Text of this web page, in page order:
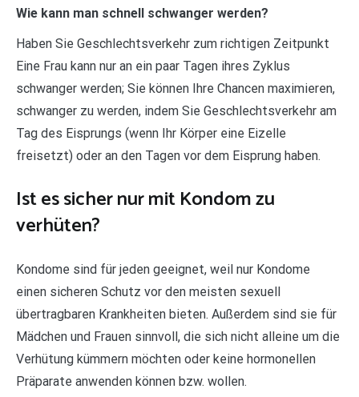
Wie kann man schnell schwanger werden?
Haben Sie Geschlechtsverkehr zum richtigen Zeitpunkt
Eine Frau kann nur an ein paar Tagen ihres Zyklus
schwanger werden; Sie können Ihre Chancen maximieren,
schwanger zu werden, indem Sie Geschlechtsverkehr am
Tag des Eisprungs (wenn Ihr Körper eine Eizelle
freisetzt) oder an den Tagen vor dem Eisprung haben.
Ist es sicher nur mit Kondom zu
verhüten?
Kondome sind für jeden geeignet, weil nur Kondome
einen sicheren Schutz vor den meisten sexuell
übertragbaren Krankheiten bieten. Außerdem sind sie für
Mädchen und Frauen sinnvoll, die sich nicht alleine um die
Verhütung kümmern möchten oder keine hormonellen
Präparate anwenden können bzw. wollen.